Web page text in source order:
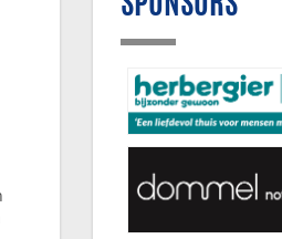
SPONSORS